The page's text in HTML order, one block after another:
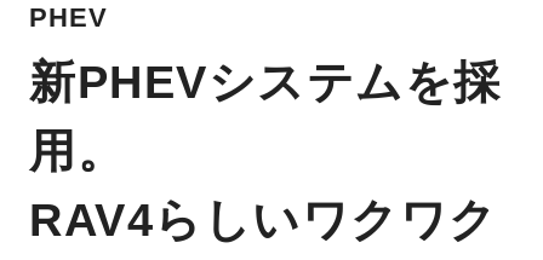
PHEV
新PHEVシステムを採
用。
RAV4らしいワクワク